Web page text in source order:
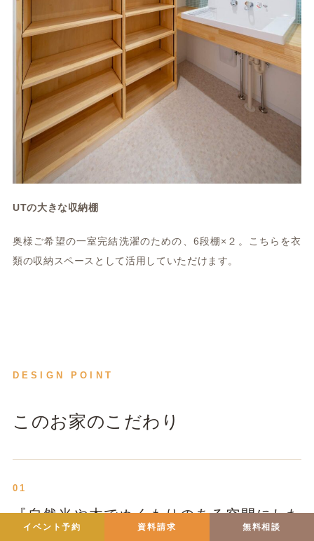
UTの大きな収納棚
奥様ご希望の一室完結洗濯のための、6段棚×２。こちらを衣
類の収納スペースとして活用していただけます。
DESIGN POINT
このお家のこだわり
01
『自然光や木でぬくもりのある空間にした
い』
イベント予約 資料請求 無料相談